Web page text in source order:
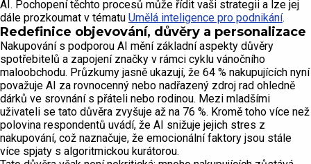
AI. Pochopení těchto procesů může řídit vaši strategii a lze jej
dále prozkoumat v tématu Umělá inteligence pro podnikání.
Redefinice objevování, důvěry a personalizace
Nakupování s podporou AI mění základní aspekty důvěry
spotřebitelů a zapojení značky v rámci cyklu vánočního
maloobchodu. Průzkumy jasně ukazují, že 64 % nakupujících nyní
považuje AI za rovnocenný nebo nadřazený zdroj rad ohledně
dárků ve srovnání s přáteli nebo rodinou. Mezi mladšími
uživateli se tato důvěra zvyšuje až na 76 %. Kromě toho více než
polovina respondentů uvádí, že AI snižuje jejich stres z
nakupování, což naznačuje, že emocionální faktory jsou stále
více spjaty s algoritmickou kurátorou.